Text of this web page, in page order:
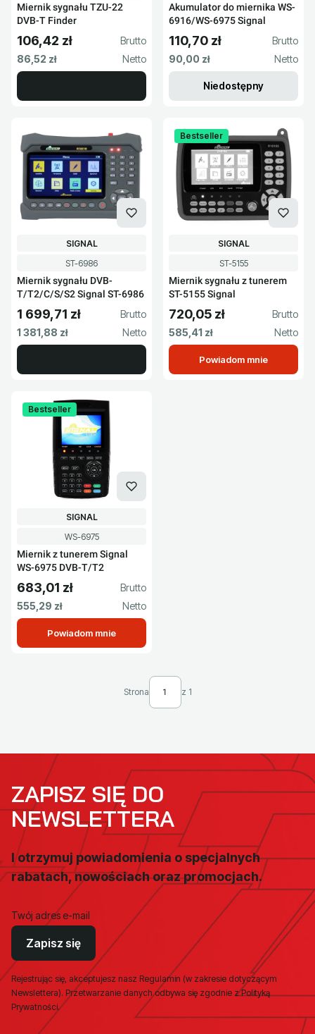
Miernik sygnału TZU-22
DVB-T Finder
Cena brutto
106,42 zł
Cena netto
86,52 zł
Akumulator do miernika WS-
6916/WS-6975 Signal
Cena brutto
110,70 zł
Cena netto
90,00 zł
Niedostępny
Kod produktu
ST-6986
Miernik sygnału DVB-
T/T2/C/S/S2 Signal ST-6986
PRODUCENT
SIGNAL
Cena brutto
1 699,71 zł
Cena netto
1 381,88 zł
Bestseller
Kod produktu
ST-5155
Miernik sygnału z tunerem
ST-5155 Signal
PRODUCENT
SIGNAL
Cena brutto
720,05 zł
Cena netto
585,41 zł
Powiadom mnie
Bestseller
Kod produktu
WS-6975
Miernik z tunerem Signal
WS-6975 DVB-T/T2
PRODUCENT
SIGNAL
Cena brutto
683,01 zł
Cena netto
555,29 zł
Powiadom mnie
Strona z 1
ZAPISZ SIĘ DO
NEWSLETTERA
I otrzymuj powiadomienia o specjalnych
rabatach, nowościach oraz promocjach.
Twój adres e-mail
Zapisz się
Rejestrując się, akceptujesz nasz Regulamin (w zakresie dotyczącym
Newslettera). Przetwarzanie danych odbywa się zgodnie z Polityką
Prywatności.